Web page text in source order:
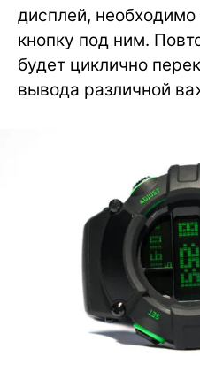
дисплей,
кнопку под ним.
будет циклично
вывода различной